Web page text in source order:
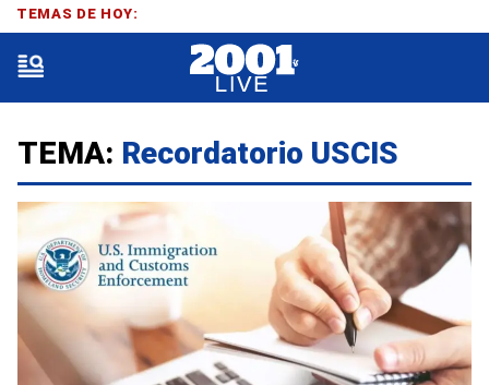
TEMA: Recordatorio USCIS
TEMAS DE HOY: